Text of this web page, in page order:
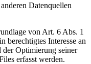
Datenquellen
von Art. 6 Abs. 1
berechtigtes Interesse an
Optimierung seiner
erfasst werden.